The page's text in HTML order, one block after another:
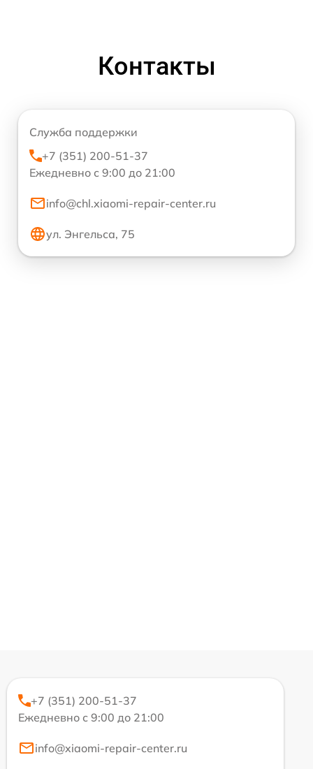
Контакты
Служба поддержки
+7 (351) 200-51-37
Ежедневно с 9:00 до 21:00
info@chl.xiaomi-repair-center.ru
ул. Энгельса, 75
+7 (351) 200-51-37
Ежедневно с 9:00 до 21:00
info@xiaomi-repair-center.ru